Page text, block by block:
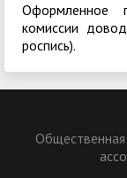
Оформленное
комиссии
роспись).
Общественная